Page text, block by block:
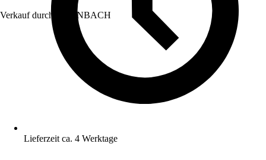
Verkauf durch: HORNBACH
Lieferzeit ca. 4 Werktage